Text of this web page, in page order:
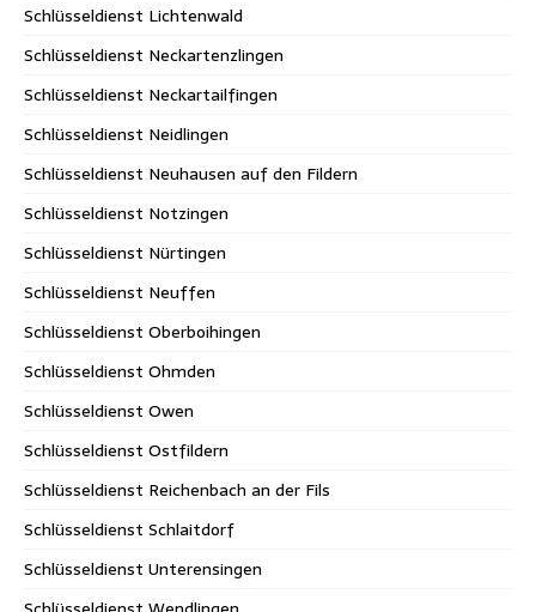
Schlüsseldienst Lichtenwald
Schlüsseldienst Neckartenzlingen
Schlüsseldienst Neckartailfingen
Schlüsseldienst Neidlingen
Schlüsseldienst Neuhausen auf den Fildern
Schlüsseldienst Notzingen
Schlüsseldienst Nürtingen
Schlüsseldienst Neuffen
Schlüsseldienst Oberboihingen
Schlüsseldienst Ohmden
Schlüsseldienst Owen
Schlüsseldienst Ostfildern
Schlüsseldienst Reichenbach an der Fils
Schlüsseldienst Schlaitdorf
Schlüsseldienst Unterensingen